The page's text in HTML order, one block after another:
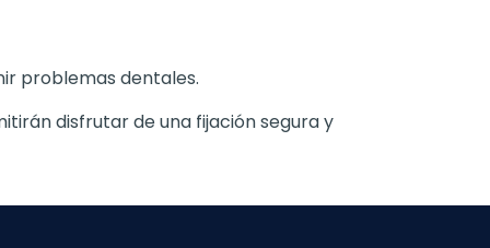
problemas dentales.
disfrutar de una fijación segura y